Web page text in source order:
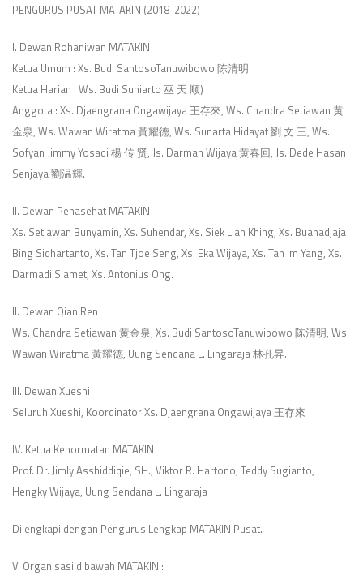
PENGURUS PUSAT MATAKIN (2018-2022)
I. Dewan Rohaniwan MATAKIN
Ketua Umum : Xs. Budi SantosoTanuwibowo 陈清明
Ketua Harian : Ws. Budi Suniarto 巫 天 顺)
Anggota : Xs. Djaengrana Ongawijaya 王存來, Ws. Chandra Setiawan 黄
金泉, Ws. Wawan Wiratma 黃耀德, Ws. Sunarta Hidayat 劉 文 三, Ws.
Sofyan Jimmy Yosadi 楊 传 贤, Js. Darman Wijaya 黄春回, Js. Dede Hasan
Senjaya 劉温輝.
II. Dewan Penasehat MATAKIN
Xs. Setiawan Bunyamin, Xs. Suhendar, Xs. Siek Lian Khing, Xs. Buanadjaja
Bing Sidhartanto, Xs. Tan Tjoe Seng, Xs. Eka Wijaya, Xs. Tan Im Yang, Xs.
Darmadi Slamet, Xs. Antonius Ong.
II. Dewan Qian Ren
Ws. Chandra Setiawan 黄金泉, Xs. Budi SantosoTanuwibowo 陈清明, Ws.
Wawan Wiratma 黃耀德, Uung Sendana L. Lingaraja 林孔昇.
III. Dewan Xueshi
Seluruh Xueshi, Koordinator Xs. Djaengrana Ongawijaya 王存來
IV. Ketua Kehormatan MATAKIN
Prof. Dr. Jimly Asshiddiqie, SH., Viktor R. Hartono, Teddy Sugianto,
Hengky Wijaya, Uung Sendana L. Lingaraja
Dilengkapi dengan Pengurus Lengkap MATAKIN Pusat.
V. Organisasi dibawah MATAKIN :